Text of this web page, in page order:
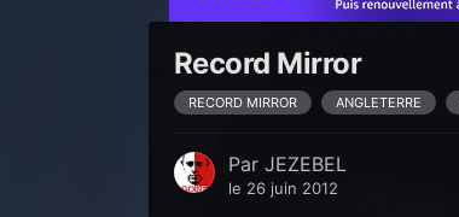
Record Mirror
RECORD MIRROR ANGLETERRE
Par JEZEBEL
le 26 juin 2012